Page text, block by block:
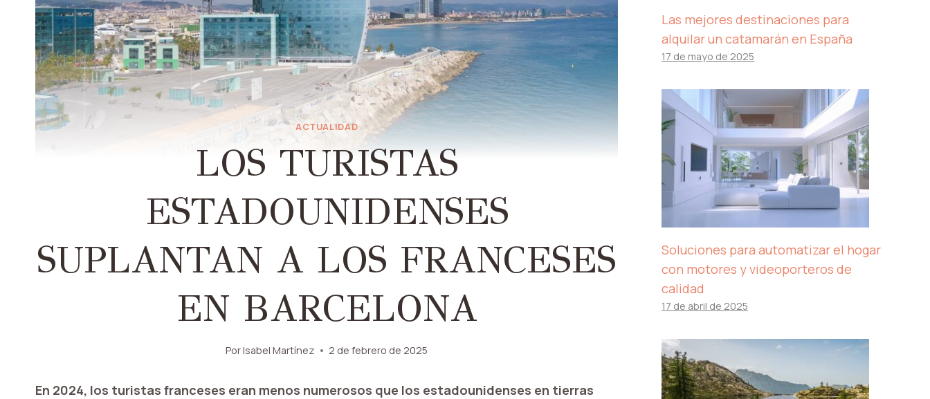
ACTUALIDAD
LOS TURISTAS
ESTADOUNIDENSES
SUPLANTAN A LOS FRANCESES
EN BARCELONA
PorIsabel Martínez 2 de febrero de 2025
En 2024, los turistas franceses eran menos numerosos que los estadounidenses en tierras
Las mejores destinaciones para
alquilar un catamarán en España
17 de mayo de 2025
Soluciones para automatizar el hogar
con motores y videoporteros de
calidad
17 de abril de 2025